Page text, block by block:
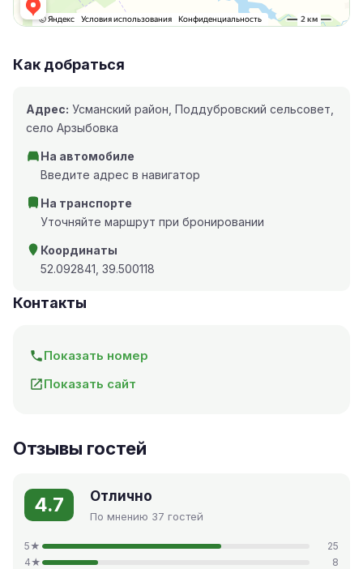
Как добраться
Адрес: Усманский район, Поддубровский сельсовет,
село Арзыбовка
На автомобиле
Введите адрес в навигатор
На транспорте
Уточняйте маршрут при бронировании
Координаты
52.092841, 39.500118
Контакты
Показать номер
Показать сайт
Отзывы гостей
4.7 Отлично
По мнению 37 гостей
5★
25
4★
8